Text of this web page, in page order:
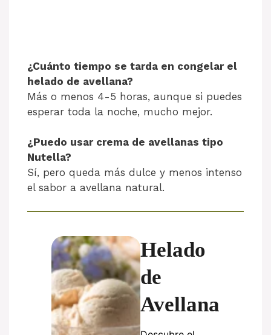
¿Cuánto tiempo se tarda en congelar el
helado de avellana?
Más o menos 4-5 horas, aunque si puedes
esperar toda la noche, mucho mejor.
¿Puedo usar crema de avellanas tipo
Nutella?
Sí, pero queda más dulce y menos intenso
el sabor a avellana natural.
Helado
de
Avellana